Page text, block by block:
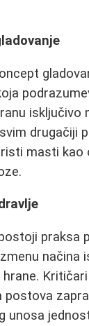
isključivo
drugačiji
masti kao
praksa
načina
postova
unosa